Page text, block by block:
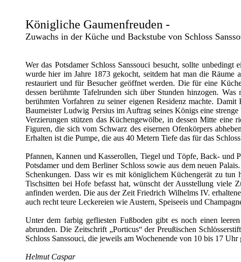
Königliche Gaumenfreuden -
Zuwachs in der Küche und Backstube von Schloss
Wer das Potsdamer Schloss Sanssouci besucht, sollte
wurde hier im Jahre 1873 gekocht, seitdem hat man die
restauriert und für Besucher geöffnet werden. Die für eine
dessen berühmte Tafelrunden sich über Stunden hinzogen.
berühmten Vorfahren zu seiner eigenen Residenz machte.
Baumeister Ludwig Persius im Auftrag seines Königs eine
Verzierungen stützen das Küchengewölbe, in dessen Mitte eine
Figuren, die sich vom Schwarz des eisernen Ofenkörpers
Erhalten ist die Pumpe, die aus 40 Metern Tiefe das für das
Pfannen, Kannen und Kasserollen, Tiegel und Töpfe, Back- und
Potsdamer und dem Berliner Schloss sowie aus dem neuen
Schenkungen. Dass wir es mit königlichem Küchengerät zu
Tischsitten bei Hofe befasst hat, wünscht der Ausstellung viele
anfinden werden. Die aus der Zeit Friedrich Wilhelms IV.
auch recht teure Leckereien wie Austern, Speiseeis und
Unter dem farbig gefliesten Fußboden gibt es noch einen
abrunden. Die Zeitschrift „Porticus“ der Preußischen
Schloss Sanssouci, die jeweils am Wochenende von 10 bis 17 Uhr
Helmut Caspar